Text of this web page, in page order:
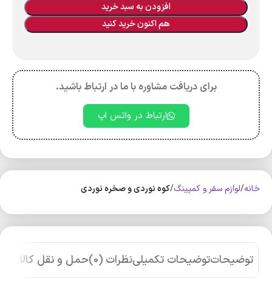
افزودن به سبد خرید
هم اکنون خرید کنید
برای دریافت مشاوره با ما در ارتباط باشید.
ارتباط در واتس اپ
خانه لوازم سفر و کمپینگ کوه‌ نوردی و صخره نوردی
توضیحاتتوضیحات تکمیلینظرات (0) حمل و نقل کالا